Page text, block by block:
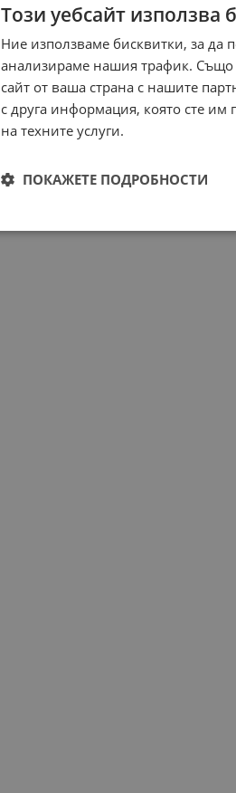
Този уебсайт използва
Ние използваме бисквитки, за да
анализираме нашия трафик. Също
сайт от ваша страна с нашите
с друга информация, която сте им
на техните услуги.
ПОКАЖЕТЕ ПОДРОБНОСТИ